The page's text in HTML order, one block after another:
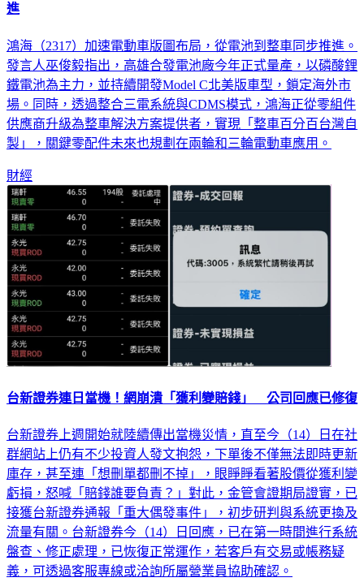
進
鴻海（2317）加速電動車版圖布局，從電池到整車同步推進。
發言人巫俊毅指出，高雄合發電池廠今年正式量產，以磷酸鋰
鐵電池為主力，並持續開發Model C北美版車型，鎖定海外市
場。同時，透過整合三電系統與CDMS模式，鴻海正從零組件
供應商升級為整車解決方案提供者，實現「整車百分百台灣自
製」，關鍵零配件未來也規劃在兩輪和三輪電動車應用。
財經
台新證券連日當機！網崩潰「獲利變賠錢」 公司回應已修復
台新證券上週開始就陸續傳出當機災情，直至今（14）日在社
群網站上仍有不少投資人發文抱怨，下單後不僅無法即時更新
庫存，甚至連「想刪單都刪不掉」，眼睜睜看著股價從獲利變
虧損，怒喊「賠錢誰要負責？」對此，金管會證期局證實，已
接獲台新證券通報「重大偶發事件」，初步研判與系統更換及
流量有關。台新證券今（14）日回應，已在第一時間進行系統
盤查、修正處理，已恢復正常運作，若客戶有交易或帳務疑
義，可透過客服專線或洽詢所屬營業員協助確認。